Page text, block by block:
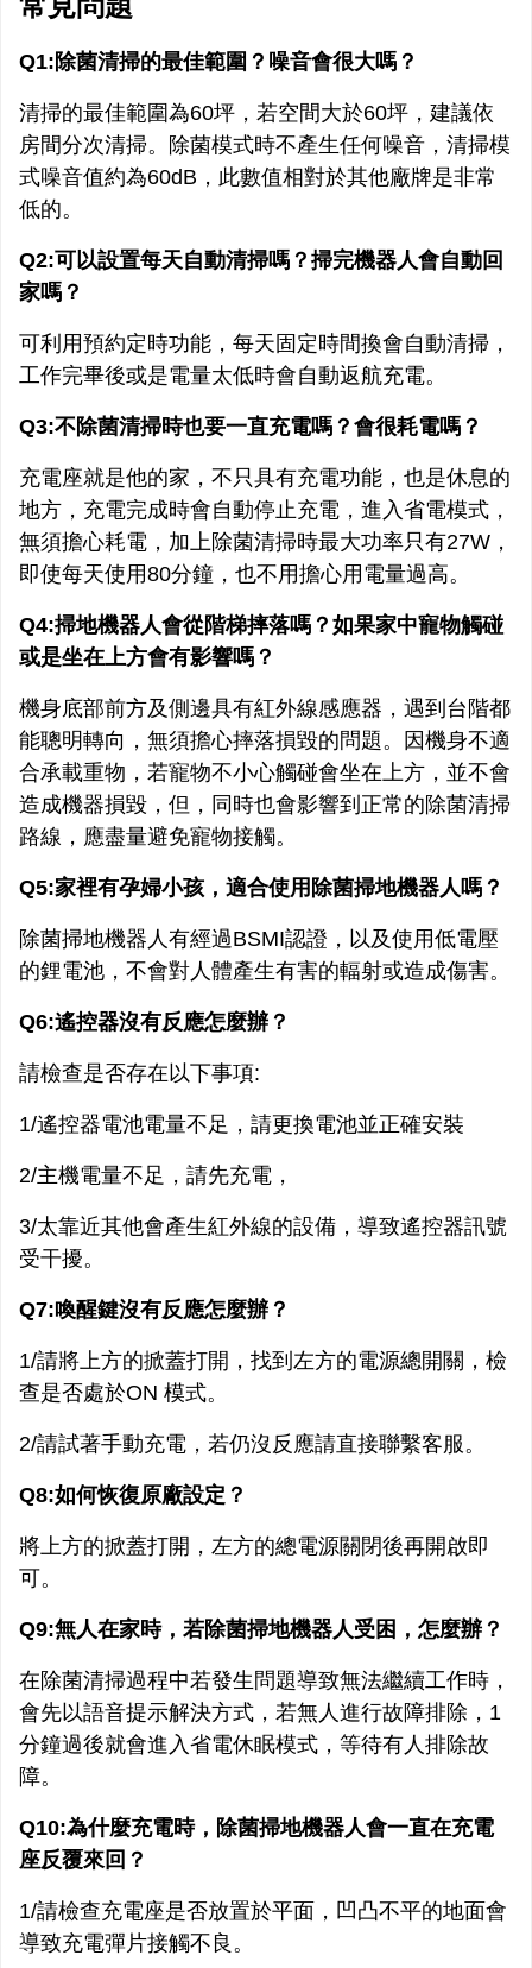
Q1:除菌清掃的最佳範圍？噪音會很大嗎？
清掃的最佳範圍為60坪，若空間大於60坪，建議依
房間分次清掃。除菌模式時不產生任何噪音，清掃模
式噪音值約為60dB，此數值相對於其他廠牌是非常
低的。
Q2:可以設置每天自動清掃嗎？掃完機器人會自動回
家嗎？
可利用預約定時功能，每天固定時間換會自動清掃，
工作完畢後或是電量太低時會自動返航充電。
Q3:不除菌清掃時也要一直充電嗎？會很耗電嗎？
充電座就是他的家，不只具有充電功能，也是休息的
地方，充電完成時會自動停止充電，進入省電模式，
無須擔心耗電，加上除菌清掃時最大功率只有27W，
即使每天使用80分鐘，也不用擔心用電量過高。
Q4:掃地機器人會從階梯摔落嗎？如果家中寵物觸碰
或是坐在上方會有影響嗎？
機身底部前方及側邊具有紅外線感應器，遇到台階都
能聰明轉向，無須擔心摔落損毀的問題。因機身不適
合承載重物，若寵物不小心觸碰會坐在上方，並不會
造成機器損毀，但，同時也會影響到正常的除菌清掃
路線，應盡量避免寵物接觸。
Q5:家裡有孕婦小孩，適合使用除菌掃地機器人嗎？
除菌掃地機器人有經過BSMI認證，以及使用低電壓
的鋰電池，不會對人體產生有害的輻射或造成傷害。
Q6:遙控器沒有反應怎麼辦？
請檢查是否存在以下事項:
1/遙控器電池電量不足，請更換電池並正確安裝
2/主機電量不足，請先充電，
3/太靠近其他會產生紅外線的設備，導致遙控器訊號
受干擾。
Q7:喚醒鍵沒有反應怎麼辦？
1/請將上方的掀蓋打開，找到左方的電源總開關，檢
查是否處於ON 模式。
2/請試著手動充電，若仍沒反應請直接聯繫客服。
Q8:如何恢復原廠設定？
將上方的掀蓋打開，左方的總電源關閉後再開啟即
可。
Q9:無人在家時，若除菌掃地機器人受困，怎麼辦？
在除菌清掃過程中若發生問題導致無法繼續工作時，
會先以語音提示解決方式，若無人進行故障排除，1
分鐘過後就會進入省電休眠模式，等待有人排除故
障。
Q10:為什麼充電時，除菌掃地機器人會一直在充電
座反覆來回？
1/請檢查充電座是否放置於平面，凹凸不平的地面會
導致充電彈片接觸不良。